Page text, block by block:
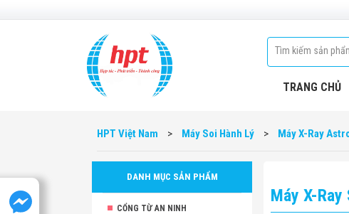
TRANG CHỦ
HPT Việt Nam > Máy Soi Hành Lý > Máy X-Ray
DANH MỤC SẢN PHẨM
CỔNG TỪ AN NINH
Máy X-